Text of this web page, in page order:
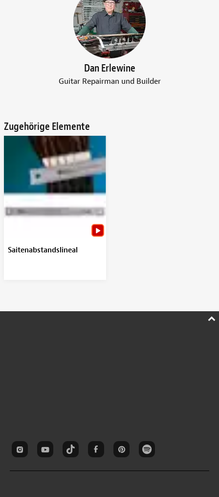
Dan Erlewine
Guitar Repairman und Builder
Zugehörige Elemente
Saitenabstandslineal